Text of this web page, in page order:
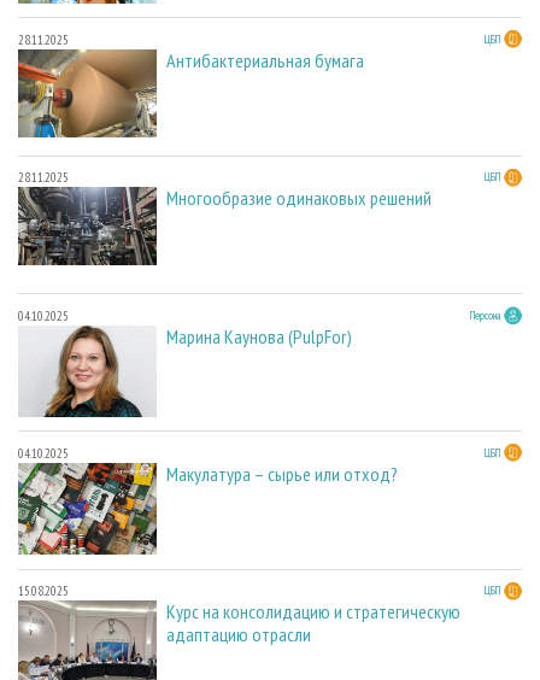
28.11.2025 ЦБП
Антибактериальная бумага
28.11.2025 ЦБП
Многообразие одинаковых решений
04.10.2025 Персона
Марина Каунова (PulpFor)
04.10.2025 ЦБП
Макулатура – сырье или отход?
15.08.2025 ЦБП
Курс на консолидацию и стратегическую
адаптацию отрасли